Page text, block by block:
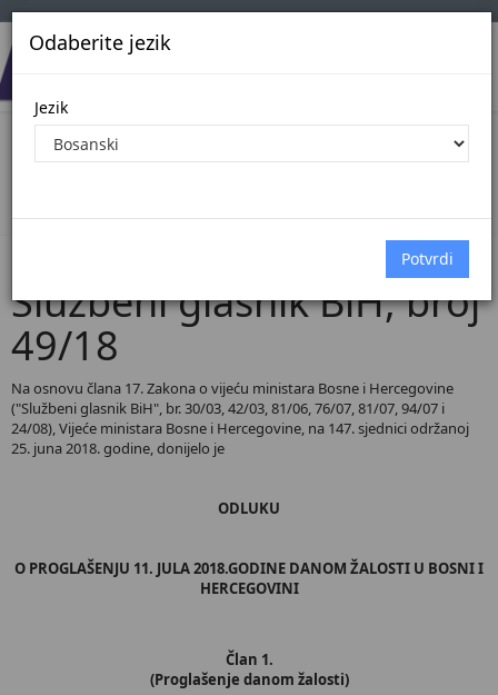
Odaberite jezik
Jezik
Pregled Dokumenata| Broj 49/18
Službeni glasnik BiH, broj
49/18
Na osnovu člana 17. Zakona o vijeću ministara Bosne i Hercegovine
("Službeni glasnik BiH", br. 30/03, 42/03, 81/06, 76/07, 81/07, 94/07 i
24/08), Vijeće ministara Bosne i Hercegovine, na 147. sjednici održanoj
25. juna 2018. godine, donijelo je
ODLUKU
O PROGLAŠENJU 11. JULA 2018.GODINE DANOM ŽALOSTI U BOSNI I
HERCEGOVINI
Član 1.
(Proglašenje danom žalosti)